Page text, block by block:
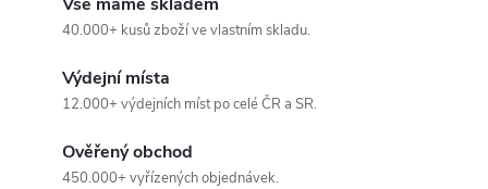
40.000+ kusů zboží ve vlastním skladu.
Výdejní místa
12.000+ výdejních míst po celé ČR a SR.
Ověřený obchod
450.000+ vyřízených objednávek.